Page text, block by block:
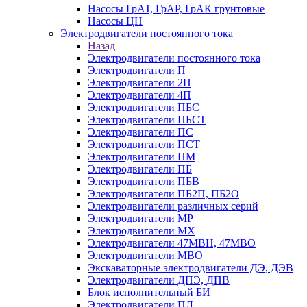
Насосы ГрАТ, ГрАР, ГрАК грунтовые
Насосы ЦН
Электродвигатели постоянного тока
Назад
Электродвигатели постоянного тока
Электродвигатели П
Электродвигатели 2П
Электродвигатели 4П
Электродвигатели ПБС
Электродвигатели ПБСТ
Электродвигатели ПС
Электродвигатели ПСТ
Электродвигатели ПМ
Электродвигатели ПБ
Электродвигатели ПБВ
Электродвигатели ПБ2П, ПБ2О
Электродвигатели различных серий
Электродвигатели МР
Электродвигатели MX
Электродвигатели 47MBH, 47МВО
Электродвигатели MBO
Экскаваторные электродвигатели ДЭ, ДЭВ
Электродвигатели ДПЭ, ДПВ
Блок исполнительный БИ
Электродвигатели ПЛ